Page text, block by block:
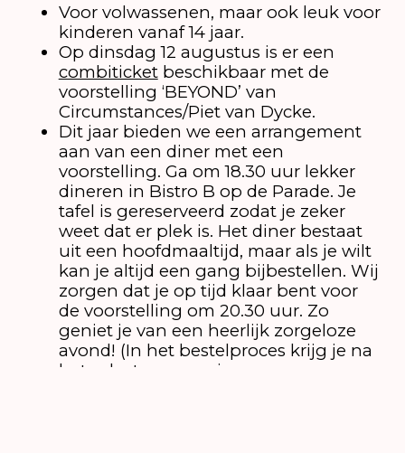
Voor volwassenen, maar ook leuk voor
kinderen vanaf 14 jaar.
Op dinsdag 12 augustus is er een
combiticketbeschikbaar met de
voorstelling ‘BEYOND’ van
Circumstances/Piet van Dycke.
Dit jaar bieden we een arrangement
aan van een diner met een
voorstelling. Ga om 18.30 uur lekker
dineren in Bistro B op de Parade. Je
tafel is gereserveerd zodat je zeker
weet dat er plek is. Het diner bestaat
uit een hoofdmaaltijd, maar als je wilt
kan je altijd een gang bijbestellen. Wij
zorgen dat je op tijd klaar bent voor
de voorstelling om 20.30 uur. Zo
geniet je van een heerlijk zorgeloze
avond! (In het bestelproces krijg je na
het selecteren van je